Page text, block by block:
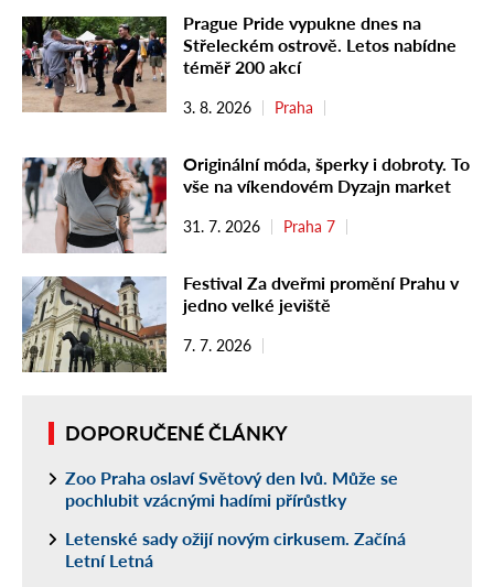
Prague Pride vypukne dnes na
Střeleckém ostrově. Letos nabídne
téměř 200 akcí
3. 8. 2026 Praha
Originální móda, šperky i dobroty. To
vše na víkendovém Dyzajn market
31. 7. 2026 Praha 7
Festival Za dveřmi promění Prahu v
jedno velké jeviště
7. 7. 2026
DOPORUČENÉ ČLÁNKY
Zoo Praha oslaví Světový den lvů. Může se
pochlubit vzácnými hadími přírůstky
Letenské sady ožijí novým cirkusem. Začíná
Letní Letná